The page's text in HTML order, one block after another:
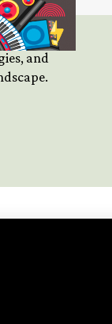
and